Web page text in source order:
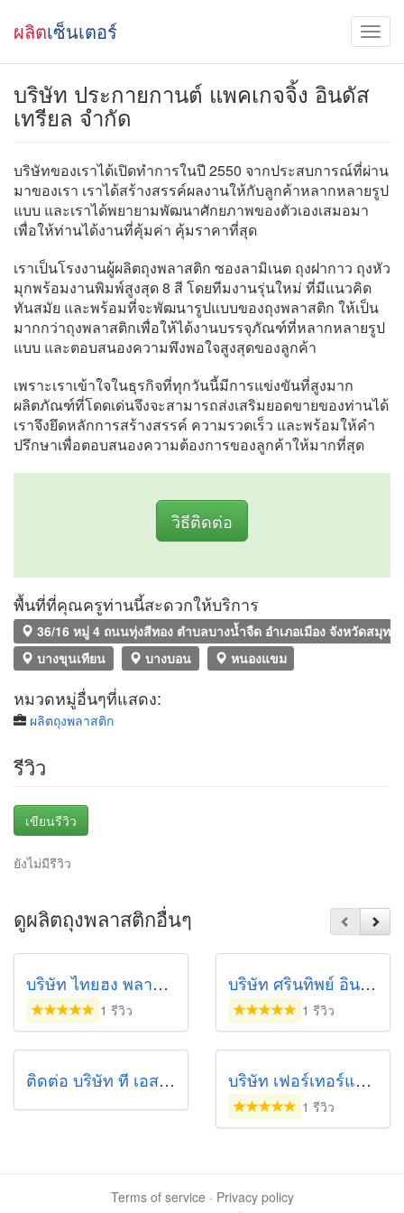
ผลิตเซ็นเตอร์
บริษัท ประกายกานต์ แพคเกจจิ้ง อินดัส
เทรียล จำกัด
บริษัทของเราได้เปิดทำการในปี 2550 จากประสบการณ์ที่ผ่าน
มาของเรา เราได้สร้างสรรค์ผลงานให้กับลูกค้าหลากหลายรูป
แบบ และเราได้พยายามพัฒนาศักยภาพของตัวเองเสมอมา
เพื่อให้ท่านได้งานที่คุ้มค่า คุ้มราคาที่สุด
เราเป็นโรงงานผู้ผลิตถุงพลาสติก ซองลามิเนต ถุงฝากาว ถุงหัว
มุกพร้อมงานพิมพ์สูงสุด 8 สี โดยทีมงานรุ่นใหม่ ที่มีแนวคิด
ทันสมัย และพร้อมที่จะพัฒนารูปแบบของถุงพลาสติก ให้เป็น
มากกว่าถุงพลาสติกเพื่อให้ได้งานบรรจุภัณฑ์ที่หลากหลายรูป
แบบ และตอบสนองความพึงพอใจสูงสุดของลูกค้า
เพราะเราเข้าใจในธุรกิจที่ทุกวันนี้มีการแข่งขันที่สูงมาก
ผลิตภัณฑ์ที่โดดเด่นจึงจะสามารถส่งเสริมยอดขายของท่านได้
เราจึงยึดหลักการสร้างสรรค์ ความรวดเร็ว และพร้อมให้คำ
ปรึกษาเพื่อตอบสนองความต้องการของลูกค้าให้มากที่สุด
วิธีติดต่อ
พื้นที่ที่คุณครูท่านนี้สะดวกให้บริการ
36/16 หมู่ 4 ถนนทุ่งสีทอง ตำบลบางน้ำจืด อำเภอเมือง จังหวัดสมุทร
บางขุนเทียน
บางบอน หนองแขม
หมวดหมู่อื่นๆที่แสดง:
ผลิตถุงพลาสติก
รีวิว
เขียนรีวิว
ยังไม่มีรีวิว
ดูผลิตถุงพลาสติกอื่นๆ
บริษัท ไทยฮง พลาสติก อินดัสทรี จำกัด
1 รีวิว
บริษัท ศรินทิพย์ อินเตอร์แพค จำกัด
1 รีวิว
ติดต่อ บริษัท ที เอส พี พลาสติก จำกัด บริษัท เฟอร์เทอร์แลนซ์ อินเตอร์เทรด (1963) จำกัด
1 รีวิว
Terms of service · Privacy policy